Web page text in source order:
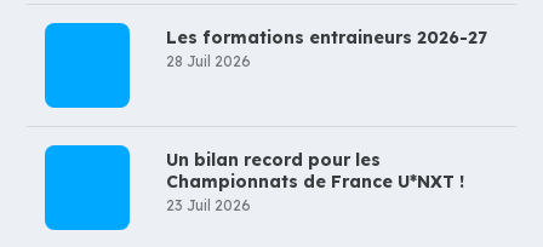
Les formations entraineurs 2026-27
28 Juil 2026
Un bilan record pour les
Championnats de France U*NXT !
23 Juil 2026